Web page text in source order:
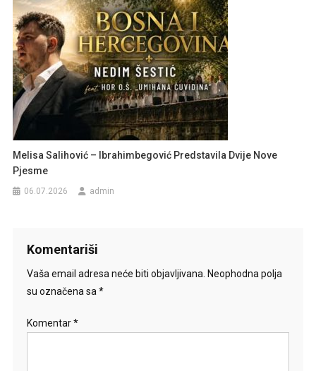
Melisa Salihović – Ibrahimbegović Predstavila Dvije Nove
Pjesme
06.07.2026 admin
Komentariši
Vaša email adresa neće biti objavljivana. Neophodna polja
su označena sa *
Komentar*